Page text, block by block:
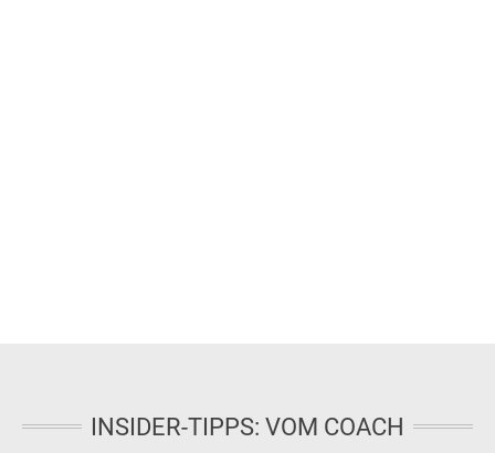
INSIDER-TIPPS: VOM COACH